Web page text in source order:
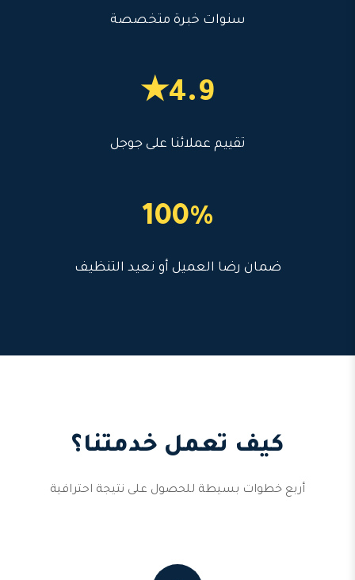
سنوات خبرة متخصصة
4.9★
تقييم عملائنا على جوجل
100%
ضمان رضا العميل أو نعيد التنظيف
كيف تعمل خدمتنا؟
أربع خطوات بسيطة للحصول على نتيجة احترافية